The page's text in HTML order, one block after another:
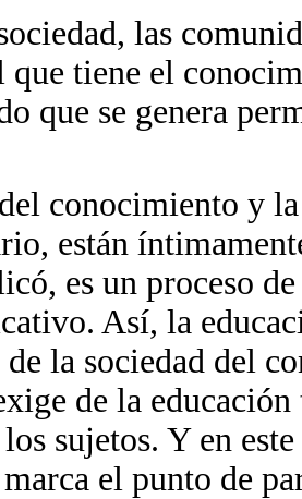
las
que tiene el
que se genera
conocimiento y
están
es un proceso
Así, la
la sociedad del
de la
sujetos. Y en
el punto de